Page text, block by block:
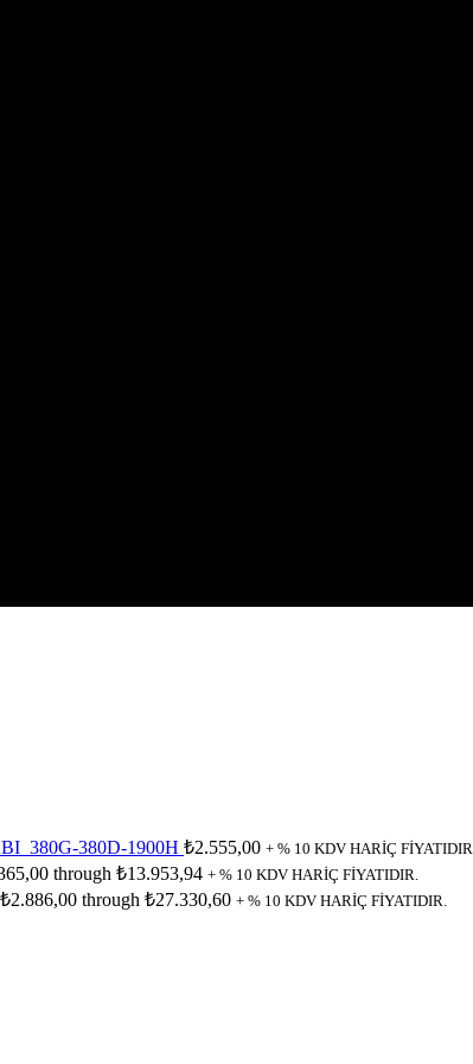
380D-1900H ₺2.555,00 + % 10 KDV HARİÇ FİYATIDIR.
through ₺13.953,94 + % 10 KDV HARİÇ FİYATIDIR.
through ₺27.330,60 + % 10 KDV HARİÇ FİYATIDIR.